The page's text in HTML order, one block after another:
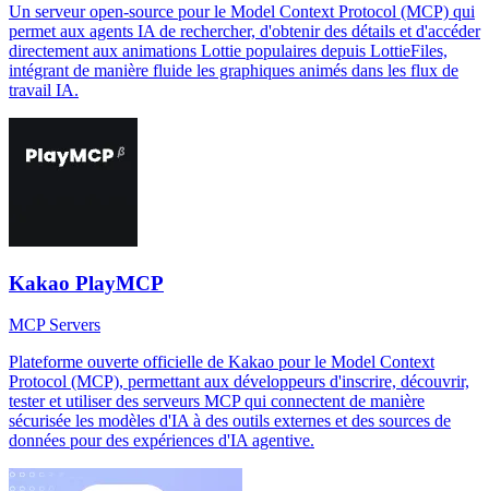
Un serveur open-source pour le Model Context Protocol (MCP) qui
permet aux agents IA de rechercher, d'obtenir des détails et d'accéder
directement aux animations Lottie populaires depuis LottieFiles,
intégrant de manière fluide les graphiques animés dans les flux de
travail IA.
Kakao PlayMCP
MCP Servers
Plateforme ouverte officielle de Kakao pour le Model Context
Protocol (MCP), permettant aux développeurs d'inscrire, découvrir,
tester et utiliser des serveurs MCP qui connectent de manière
sécurisée les modèles d'IA à des outils externes et des sources de
données pour des expériences d'IA agentive.